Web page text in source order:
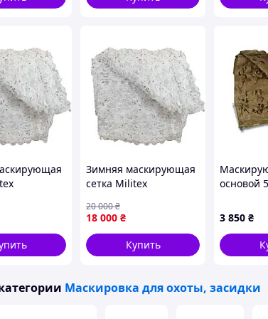
7,5
Зимняя маскирующая
сетка Militex
20х20 (площадь 400
кв.м.)
18 000 ₴
20 000₴
Купить
основой
3 850 ₴
Маскировка для охоты, засидки